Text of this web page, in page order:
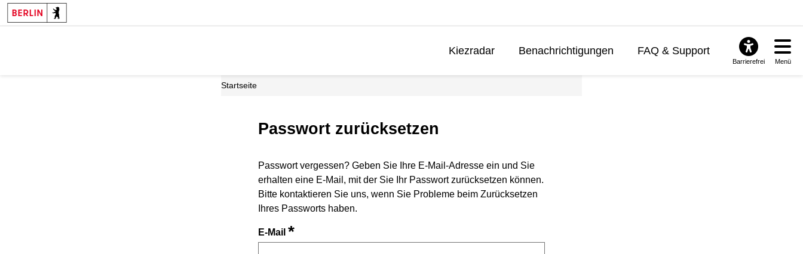
Kiezradar Benachrichtigungen FAQ & Support
Barrierefrei Menü
Startseite
Passwort zurücksetzen
Passwort vergessen? Geben Sie Ihre E-Mail-Adresse ein und Sie
erhalten eine E-Mail, mit der Sie Ihr Passwort zurücksetzen können.
Bitte kontaktieren Sie uns, wenn Sie Probleme beim Zurücksetzen
Ihres Passworts haben.
E-Mail *